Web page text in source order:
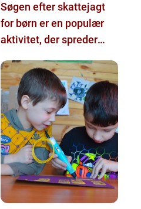
Søgen efter skattejagt
for børn er en populær
aktivitet, der spreder
blandt de unge